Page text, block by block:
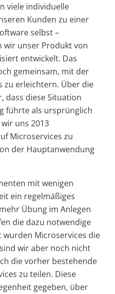
viele individuelle
Kunden zu einer
selbst –
wir unser Produkt von
entwickelt. Das
gemeinsam, mit der
zu erleichtern. Über die
dass diese Situation
führte als ursprünglich
uns 2013
Microservices zu
der Hauptanwendung
mit wenigen
ein regelmäßiges
Übung im Anlegen
die dazu notwendige
Microservices die
wir aber noch nicht
die vorher bestehende
zu teilen. Diese
gegeben, über